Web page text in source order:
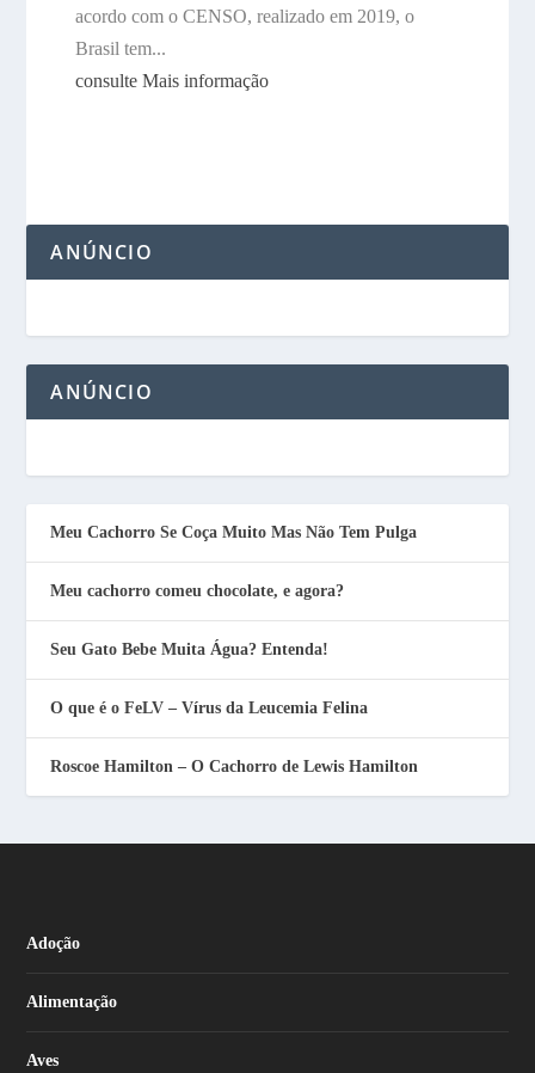
acordo com o CENSO, realizado em 2019, o
Brasil tem...
consulte Mais informação
ANÚNCIO
ANÚNCIO
Meu Cachorro Se Coça Muito Mas Não Tem Pulga
Meu cachorro comeu chocolate, e agora?
Seu Gato Bebe Muita Água? Entenda!
O que é o FeLV – Vírus da Leucemia Felina
Roscoe Hamilton – O Cachorro de Lewis Hamilton
Adoção
Alimentação
Aves